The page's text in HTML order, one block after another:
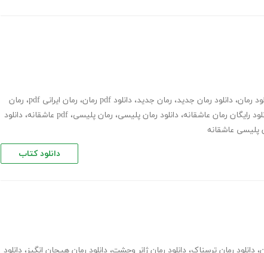
رمان، دانلود رمان جدید، رمان جدید، دانلود pdf رمان ، رمان ایرانی pdf ، رمان
رایگان رمان عاشقانه، دانلود رمان پلیسی، رمان پلیسی، pdf عاشقانه ، دانلود
پلیسی عاشقانه
دانلود کتاب
، دانلود رمان ترسناک، دانلود رمان ژانر وحشت، دانلود رمان هیجان انگیز، دانلود